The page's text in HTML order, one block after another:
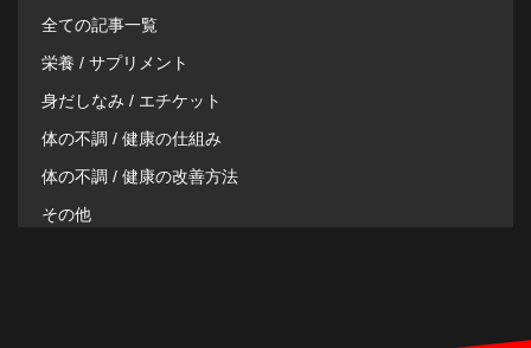
全ての記事一覧
栄養 / サプリメント
身だしなみ / エチケット
体の不調 / 健康の仕組み
体の不調 / 健康の改善方法
その他